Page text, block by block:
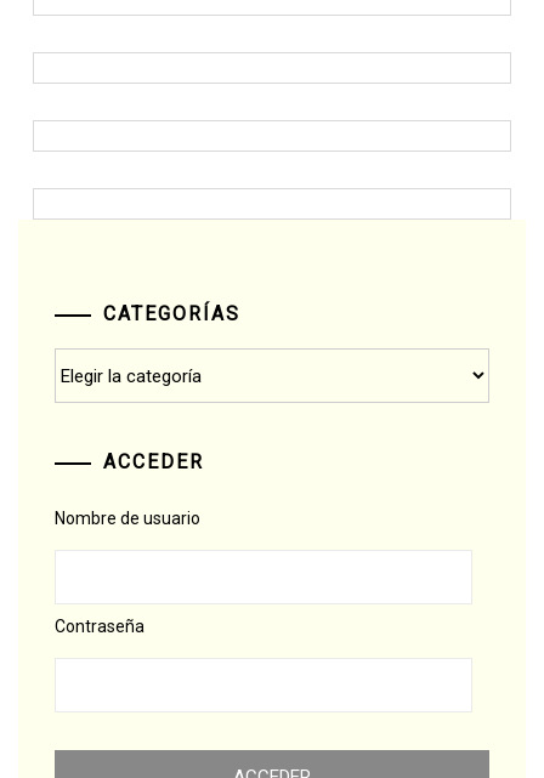
CATEGORÍAS
ACCEDER
Nombre de usuario
Contraseña